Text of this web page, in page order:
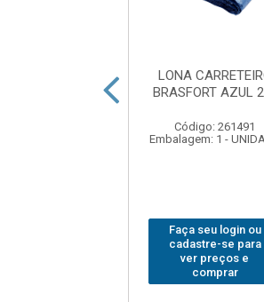
LONA
BRASFORT AZUL
Código: 261491
Embalagem: 1 -
Faça seu login ou
cadastre-se para
ver preços e
comprar